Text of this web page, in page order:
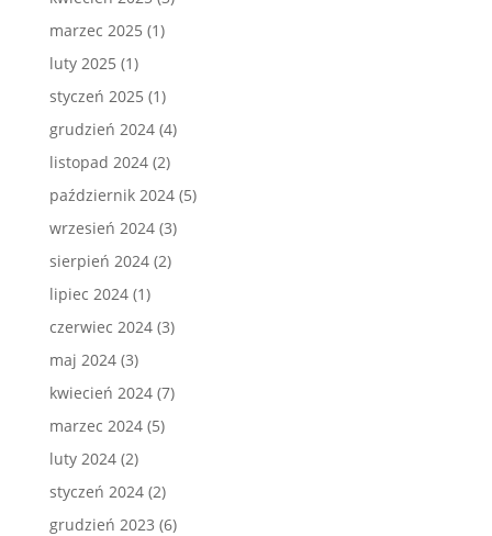
marzec 2025 (1)
luty 2025 (1)
styczeń 2025 (1)
grudzień 2024(4)
listopad 2024(2)
październik 2024(5)
wrzesień 2024(3)
sierpień 2024(2)
lipiec 2024(1)
czerwiec 2024(3)
maj 2024(3)
kwiecień 2024(7)
marzec 2024(5)
luty 2024(2)
styczeń 2024(2)
grudzień 2023 (6)